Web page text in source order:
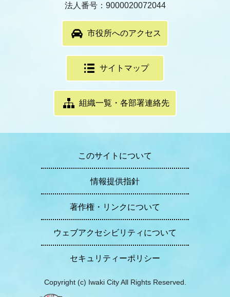
法人番号：9000020072044
市役所へのアクセス
サイトマップ
組織一覧・各部署連絡先
このサイトについて
情報提供指針
著作権・リンクについて
ウェブアクセシビリティについて
セキュリティーポリシー
Copyright (c) Iwaki City All Rights Reserved.